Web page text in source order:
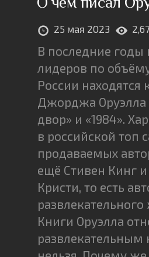
25 мая 2023
В последние годы
лидеров по
России находятся
Джорджа Оруэлла
двор» и «1984».
в российской топ
продаваемых
ещё Стивен Кинг и
Кристи, то есть
Книги Оруэлла
развлекательным